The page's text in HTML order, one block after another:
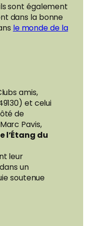
sont également
dans la bonne
le monde de la
amis,
et celui
de
Pavis,
l’Étang du
leur
un
soutenue